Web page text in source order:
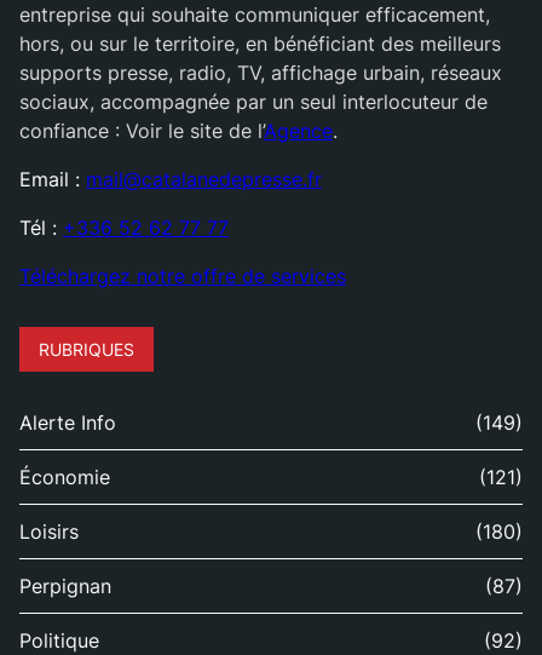
entreprise qui souhaite communiquer efficacement,
hors, ou sur le territoire, en bénéficiant des meilleurs
supports presse, radio, TV, affichage urbain, réseaux
sociaux, accompagnée par un seul interlocuteur de
confiance : Voir le site de l’Agence.
Email : mail@catalanedepresse.fr
Tél : +336 52 62 77 77
Téléchargez notre offre de services
RUBRIQUES
Alerte Info (149)
Économie (121)
Loisirs (180)
Perpignan (87)
Politique (92)